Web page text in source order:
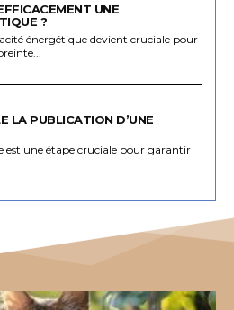
UNE
?
énergétique devient cruciale pour
LA PUBLICATION D’UNE
est une étape cruciale pour garantir